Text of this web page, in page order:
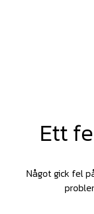
Ett
Något gick fel